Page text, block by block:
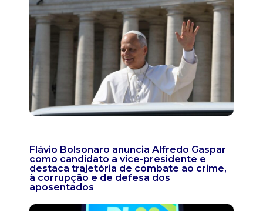
Flávio Bolsonaro anuncia Alfredo Gaspar
como candidato a vice-presidente e
destaca trajetória de combate ao crime,
à corrupção e de defesa dos
aposentados